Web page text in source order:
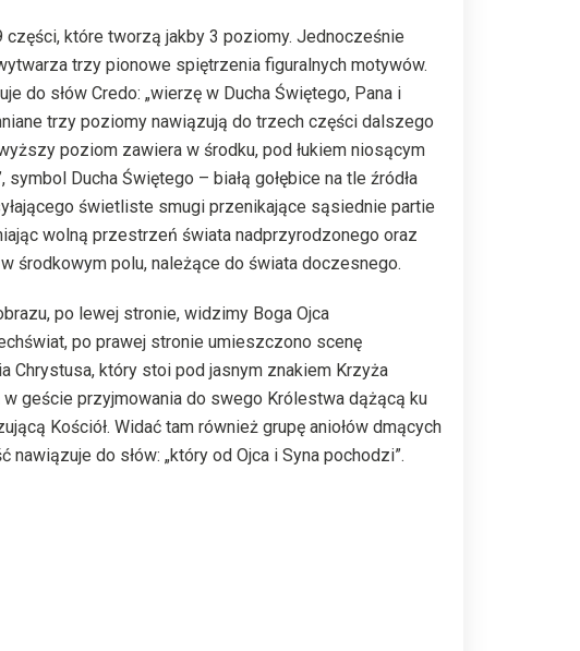
części, które tworzą jakby 3 poziomy. Jednocześnie
trzy pionowe spiętrzenia figuralnych motywów.
do słów Credo: „wierzę w Ducha Świętego, Pana i
trzy poziomy nawiązują do trzech części dalszego
poziom zawiera w środku, pod łukiem niosącym
symbol Ducha Świętego – białą gołębice na tle źródła
świetliste smugi przenikające sąsiednie partie
wolną przestrzeń świata nadprzyrodzonego oraz
środkowym polu, należące do świata doczesnego.
po lewej stronie, widzimy Boga Ojca
po prawej stronie umieszczono scenę
Chrystusa, który stoi pod jasnym znakiem Krzyża
geście przyjmowania do swego Królestwa dążącą ku
Kościół. Widać tam również grupę aniołów dmących
nawiązuje do słów: „który od Ojca i Syna pochodzi”.